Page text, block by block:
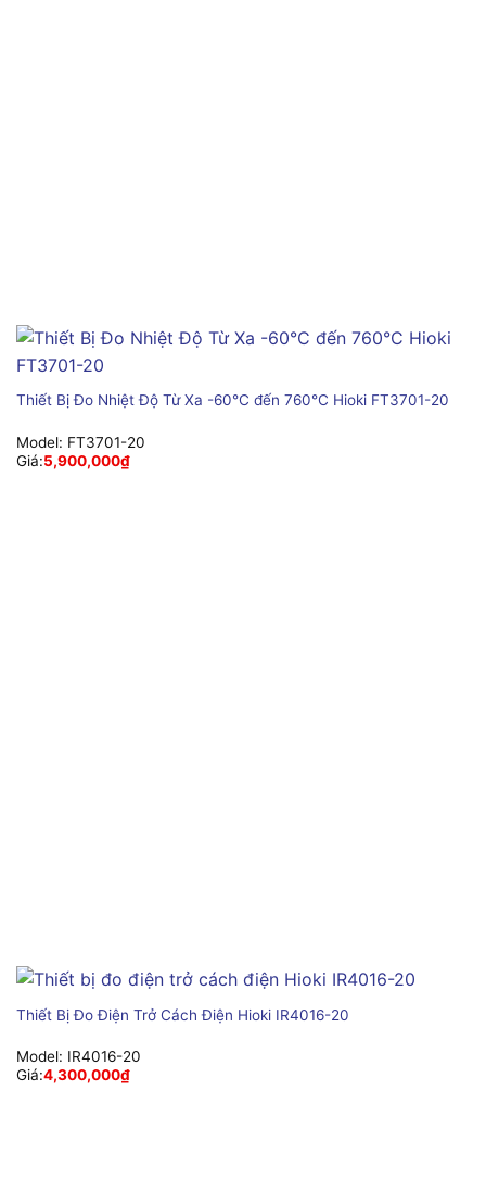
Thiết Bị Đo Nhiệt Độ Từ Xa -60°C đến 760°C Hioki FT3701-20
Model: FT3701-20
Giá:5,900,000₫
Thiết Bị Đo Điện Trở Cách Điện Hioki IR4016-20
Model: IR4016-20
Giá:4,300,000₫